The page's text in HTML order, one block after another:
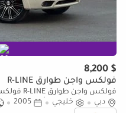
$ 8,200
فولكس واجن طوارق R-LINE
بنزين W12، ناقل حركة أوتوماتيكي، مقاعد جلدية كاملة، مقاعد كهربا
دبي خليجي 2005